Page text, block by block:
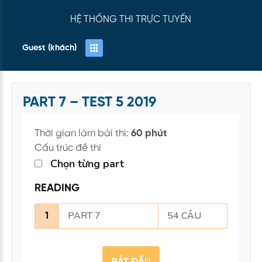
HỆ THỐNG THI TRỰC TUYẾN
Guest (khách)
PART 7 – TEST 5 2019
Thời gian làm bài thi: 60 phút
Cấu trúc đề thi
Chọn từng part
READING
1 PART 7 54 CÂU